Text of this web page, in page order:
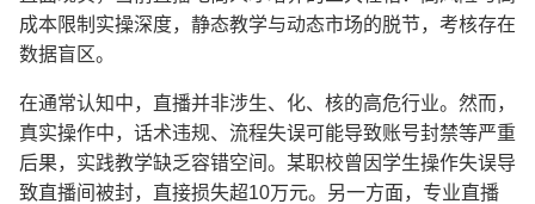
成本限制实操深度，静态教学与动态市场的脱节，考核存在
数据盲区。
在通常认知中，直播并非涉生、化、核的高危行业。然而，
真实操作中，话术违规、流程失误可能导致账号封禁等严重
后果，实践教学缺乏容错空间。某职校曾因学生操作失误导
致直播间被封，直接损失超10万元。另一方面，专业直播